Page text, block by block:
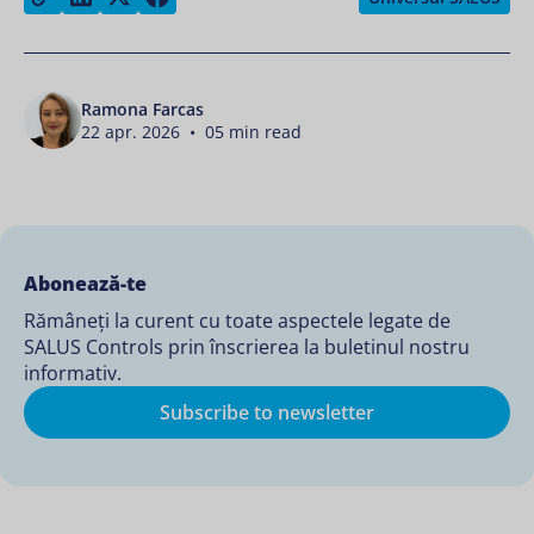
Ramona Farcas
22 apr. 2026 • 05 min read
Abonează-te
Rămâneți la curent cu toate aspectele legate de
SALUS Controls prin înscrierea la buletinul nostru
informativ.
Subscribe to newsletter